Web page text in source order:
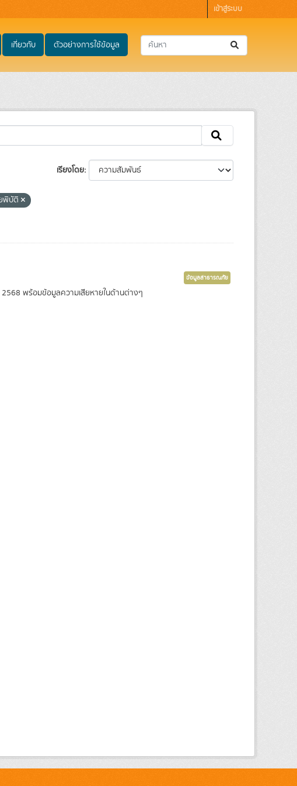
เข้าสู่ระบบ
เกี่ยวกับ ตัวอย่างการใช้ข้อมูล
เรียงโดย
พิบัติ
ข้อมูลสาธารณภัย
พร้อมข้อมูลความเสียหายในด้านต่างๆ